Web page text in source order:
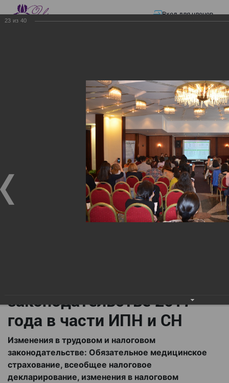
Вход для членов
Презентации—Изменения в трудовом и налоговом
законодательстве: Обязательное медицинское страхование, всеобщее
налоговое декларирование, изменения в налоговом законодательстве
2017 года в части ИПН и СН
Изменения в трудовом и
налоговом
законодательстве:
Обязательное
медицинское страхование,
законодательстве 2017
года в части ИПН и СН
Изменения в трудовом и налоговом
законодательстве: Обязательное медицинское
страхование, всеобщее налоговое
декларирование, изменения в налоговом
23 из 40